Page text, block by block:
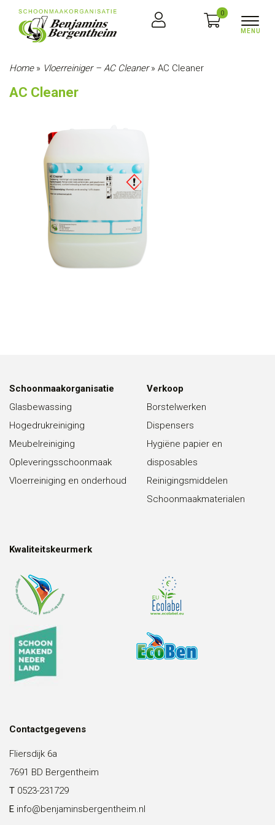
0
Home» Vloerreiniger – AC Cleaner» AC Cleaner
AC Cleaner
Schoonmaakorganisatie
Glasbewassing
Hogedrukreiniging
Meubelreiniging
Opleveringsschoonmaak
Vloerreiniging en onderhoud
Verkoop
Borstelwerken
Dispensers
Hygiëne papier en
disposables
Reinigingsmiddelen
Schoonmaakmaterialen
Kwaliteitskeurmerk
Contactgegevens
Fliersdijk 6a
7691 BD Bergentheim
T 0523-231729
E info@benjaminsbergentheim.nl